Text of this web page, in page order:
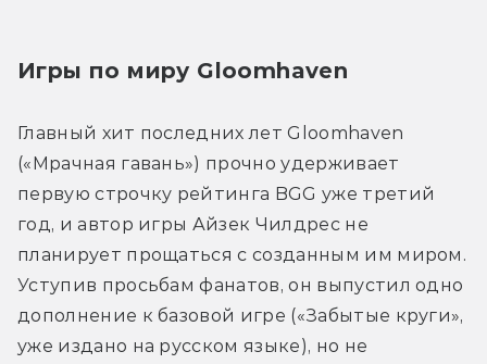
Игры по миру Gloomhaven
Главный хит последних лет Gloomhaven
(«Мрачная гавань») прочно удерживает
первую строчку рейтинга BGG уже третий
год, и автор игры Айзек Чилдрес не
планирует прощаться с созданным им миром.
Уступив просьбам фанатов, он выпустил одно
дополнение к базовой игре («Забытые круги»,
уже издано на русском языке), но не